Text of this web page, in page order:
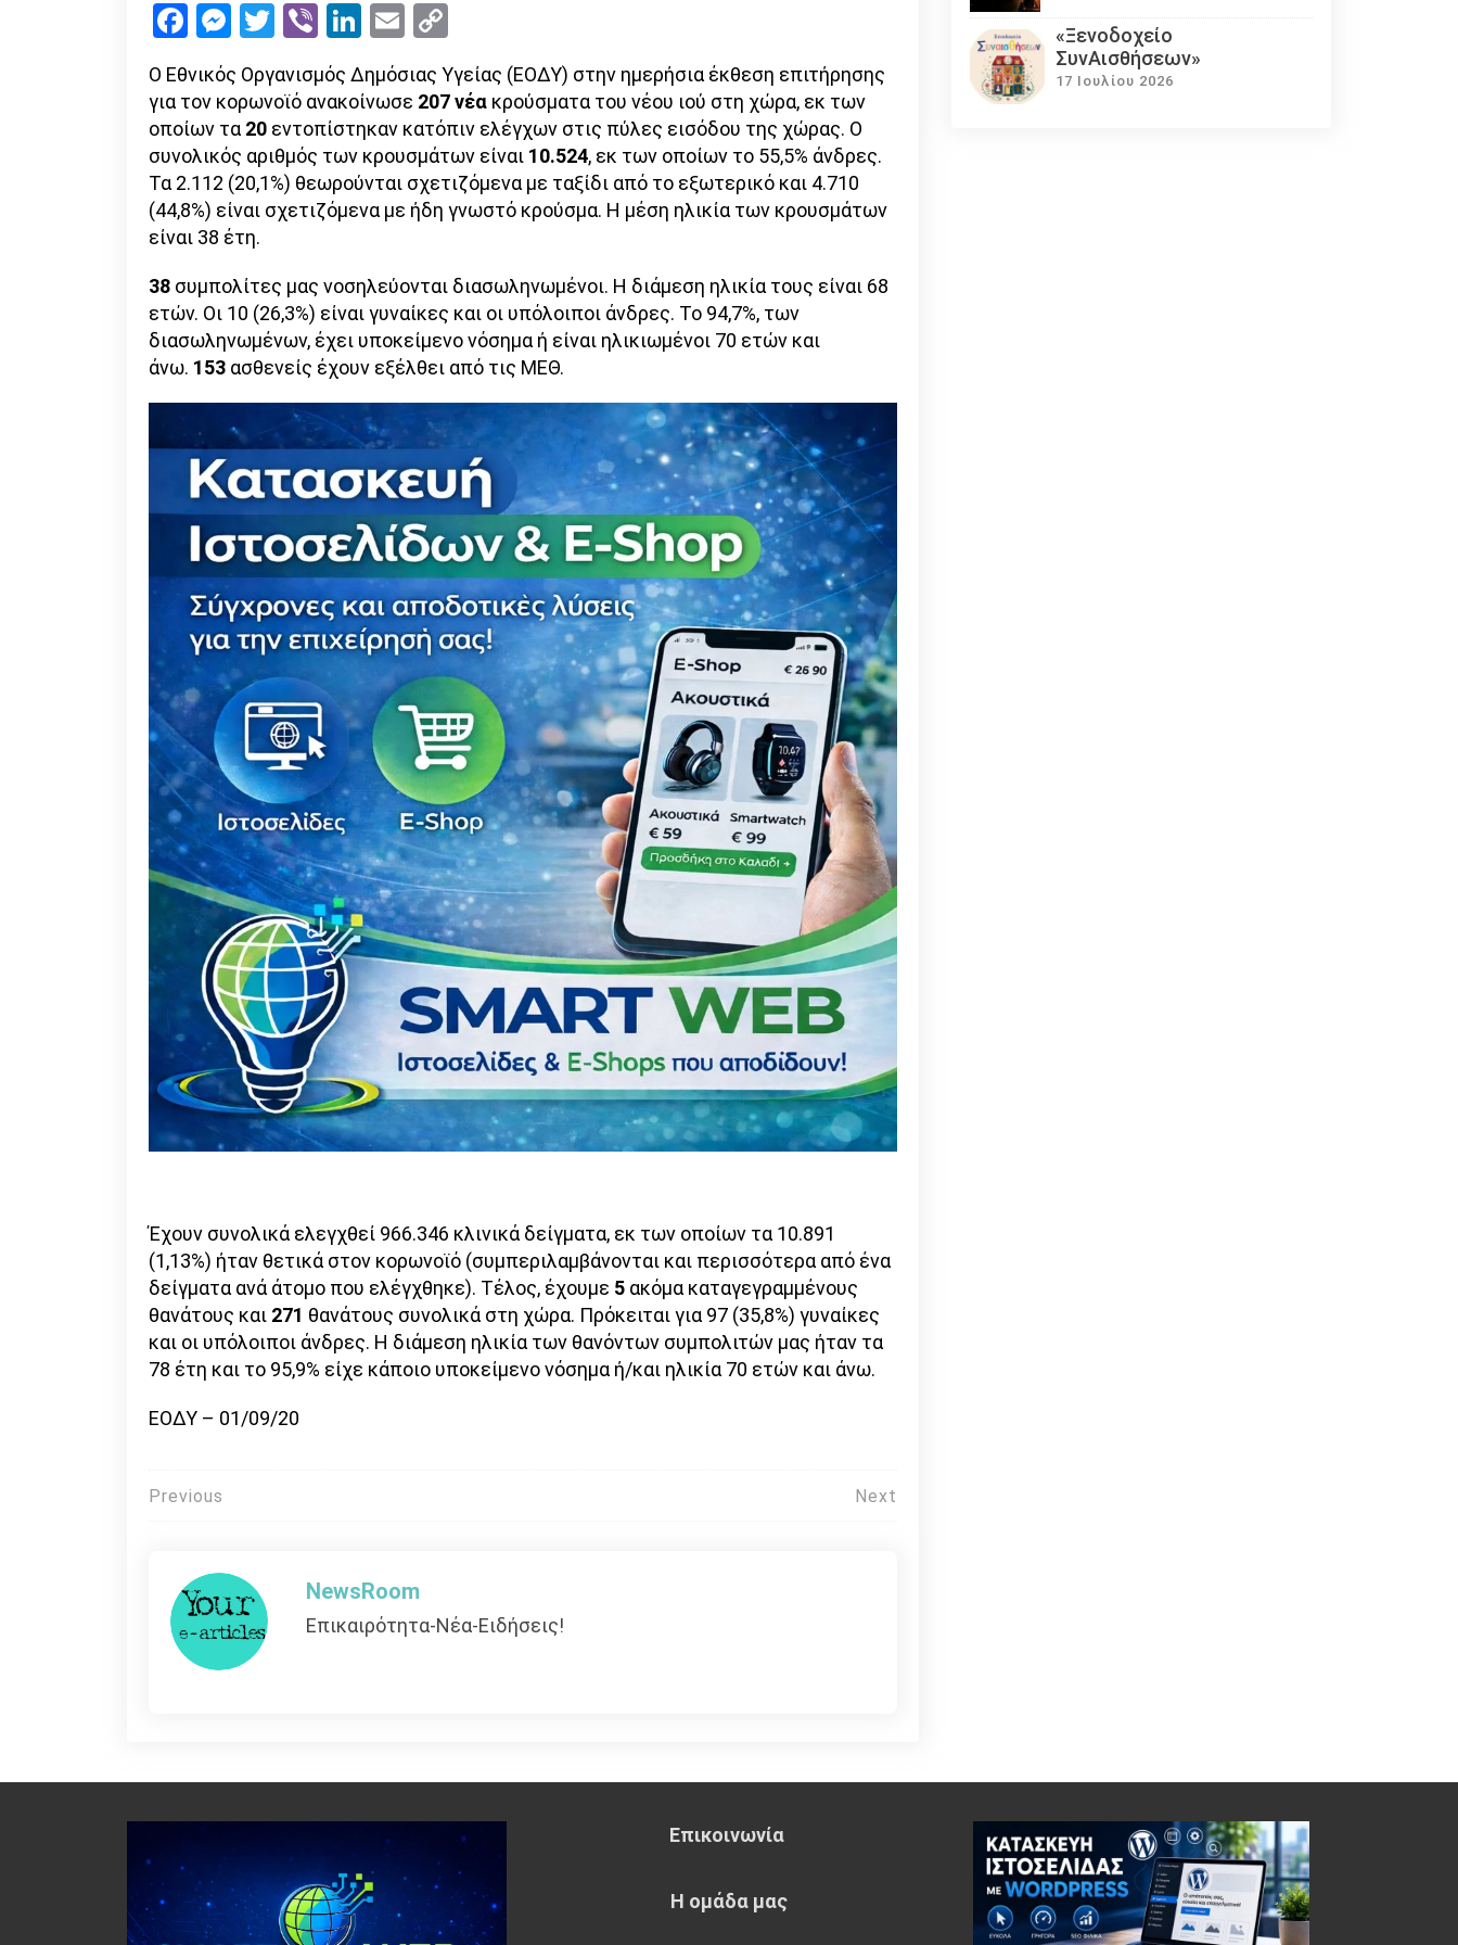
Facebook
Messenger
Twitter
ViberLinkedIn
Email
Link
Ο Εθνικός Οργανισμός Δημόσιας Υγείας (ΕΟΔΥ) στην ημερήσια έκθεση επιτήρησης
για τον κορωνοϊό ανακοίνωσε 207 νέα κρούσματα του νέου ιού στη χώρα, εκ των
οποίων τα 20 εντοπίστηκαν κατόπιν ελέγχων στις πύλες εισόδου της χώρας. Ο
συνολικός αριθμός των κρουσμάτων είναι 10.524, εκ των οποίων το 55,5% άνδρες.
Τα 2.112 (20,1%) θεωρούνται σχετιζόμενα με ταξίδι από το εξωτερικό και 4.710
(44,8%) είναι σχετιζόμενα με ήδη γνωστό κρούσμα. Η μέση ηλικία των κρουσμάτων
είναι 38 έτη.
38 συμπολίτες μας νοσηλεύονται διασωληνωμένοι. Η διάμεση ηλικία τους είναι 68
ετών. Οι 10 (26,3%) είναι γυναίκες και οι υπόλοιποι άνδρες. To 94,7%, των
διασωληνωμένων, έχει υποκείμενο νόσημα ή είναι ηλικιωμένοι 70 ετών και
άνω. 153 ασθενείς έχουν εξέλθει από τις ΜΕΘ.
Έχουν συνολικά ελεγχθεί 966.346 κλινικά δείγματα, εκ των οποίων τα 10.891
(1,13%) ήταν θετικά στον κορωνοϊό (συμπεριλαμβάνονται και περισσότερα από ένα
δείγματα ανά άτομο που ελέγχθηκε). Τέλος, έχουμε 5 ακόμα καταγεγραμμένους
θανάτους και 271 θανάτους συνολικά στη χώρα. Πρόκειται για 97 (35,8%) γυναίκες
και οι υπόλοιποι άνδρες. Η διάμεση ηλικία των θανόντων συμπολιτών μας ήταν τα
78 έτη και το 95,9% είχε κάποιο υποκείμενο νόσημα ή/και ηλικία 70 ετών και άνω.
ΕΟΔΥ – 01/09/20
Πλοήγηση
Previous Next
NewsRoom
Επικαιρότητα-Νέα-Ειδήσεις!
«Ξενοδοχείο
ΣυνΑισθήσεων»
17 Ιουλίου 2026
Επικοινωνία
Η ομάδα μας